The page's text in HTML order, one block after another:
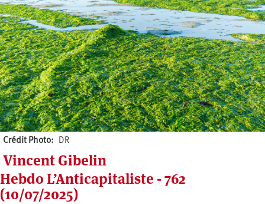
Crédit Photo DR
Vincent Gibelin
Hebdo L’Anticapitaliste - 762
(10/07/2025)